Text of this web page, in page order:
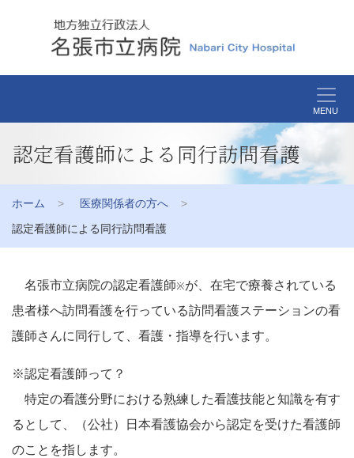
MENU
認定看護師による同行訪問看護
ホーム
医療関係者の方へ
認定看護師による同行訪問看護
名張市立病院の認定看護師※が、在宅で療養されている
患者様へ訪問看護を行っている訪問看護ステーションの看
護師さんに同行して、看護・指導を行います。
※認定看護師って？
特定の看護分野における熟練した看護技能と知識を有す
るとして、（公社）日本看護協会から認定を受けた看護師
のことを指します。